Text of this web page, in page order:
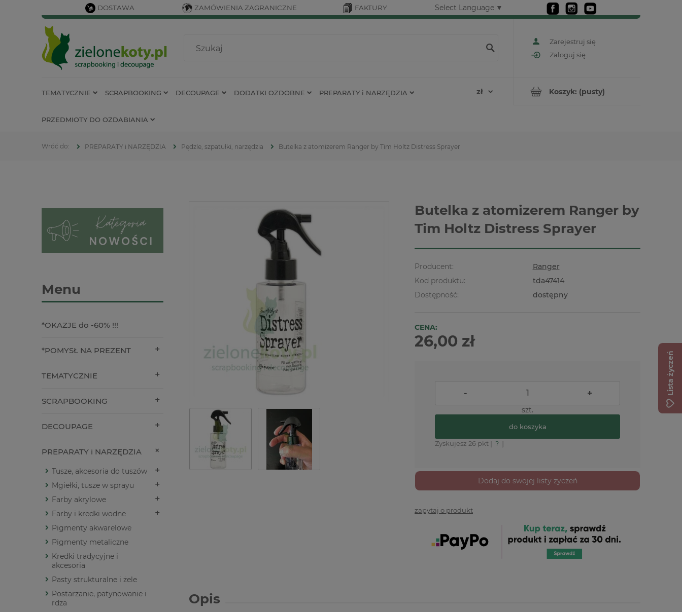
DOSTAWA ZAMÓWIENIA ZAGRANICZNE FAKTURY Select Language ▼
Zarejestruj się
Zaloguj się
Koszyk: (pusty)
TEMATYCZNIE SCRAPBOOKING DECOUPAGE DODATKI OZDOBNE PREPARATY i NARZĘDZIA
PRZEDMIOTY DO OZDABIANIA
PREPARATY i NARZĘDZIA Pędzle, szpatułki, narzędzia Butelka z atomizerem Ranger by Tim Holtz Distress Sprayer
Menu
*OKAZJE do -60% !!!
*POMYSŁ NA PREZENT
TEMATYCZNIE
SCRAPBOOKING
DECOUPAGE
PREPARATY i NARZĘDZIA
Tusze, akcesoria do tuszów
Mgiełki, tusze w sprayu
Farby akrylowe
Farby i kredki wodne
Pigmenty akwarelowe
Pigmenty metaliczne
Kredki tradycyjne i
akcesoria
Pasty strukturalne i żele
Postarzanie, patynowanie i
rdza
Butelka z atomizerem Ranger by
Tim Holtz Distress Sprayer
Producent:
Ranger
Kod produktu:
tda47414
Dostępność:
dostępny
CENA:
26,00 zł
- +
szt.
do koszyka
Zyskujesz 26 pkt [ ? ]
Dodaj do swojej listy życzeń
zapytaj o produkt
Opis
Lista życzeń